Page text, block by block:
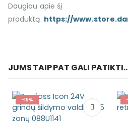
Daugiau apie šį
produktą: https://
JUMS TAIP PAT GALI
-15%